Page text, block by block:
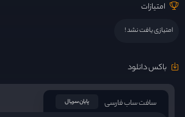
امتیازات
امتیازی یافت نشد !
باکس دانلود
سافت ساب فارسی پایان سریال